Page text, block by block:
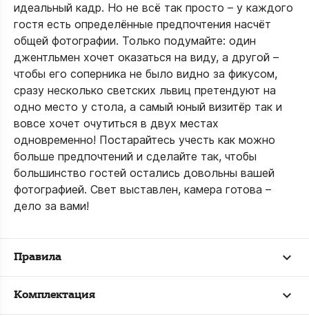
идеальный кадр. Но не всё так просто – у каждого
гостя есть определённые предпочтения насчёт
общей фотографии. Только подумайте: один
джентльмен хочет оказаться на виду, а другой –
чтобы его соперника не было видно за фикусом,
сразу несколько светских львиц претендуют на
одно место у стола, а самый юный визитёр так и
вовсе хочет очутиться в двух местах
одновременно! Постарайтесь учесть как можно
больше предпочтений и сделайте так, чтобы
большинство гостей остались довольны вашей
фотографией. Свет выставлен, камера готова –
дело за вами!
Правила
Комплектация